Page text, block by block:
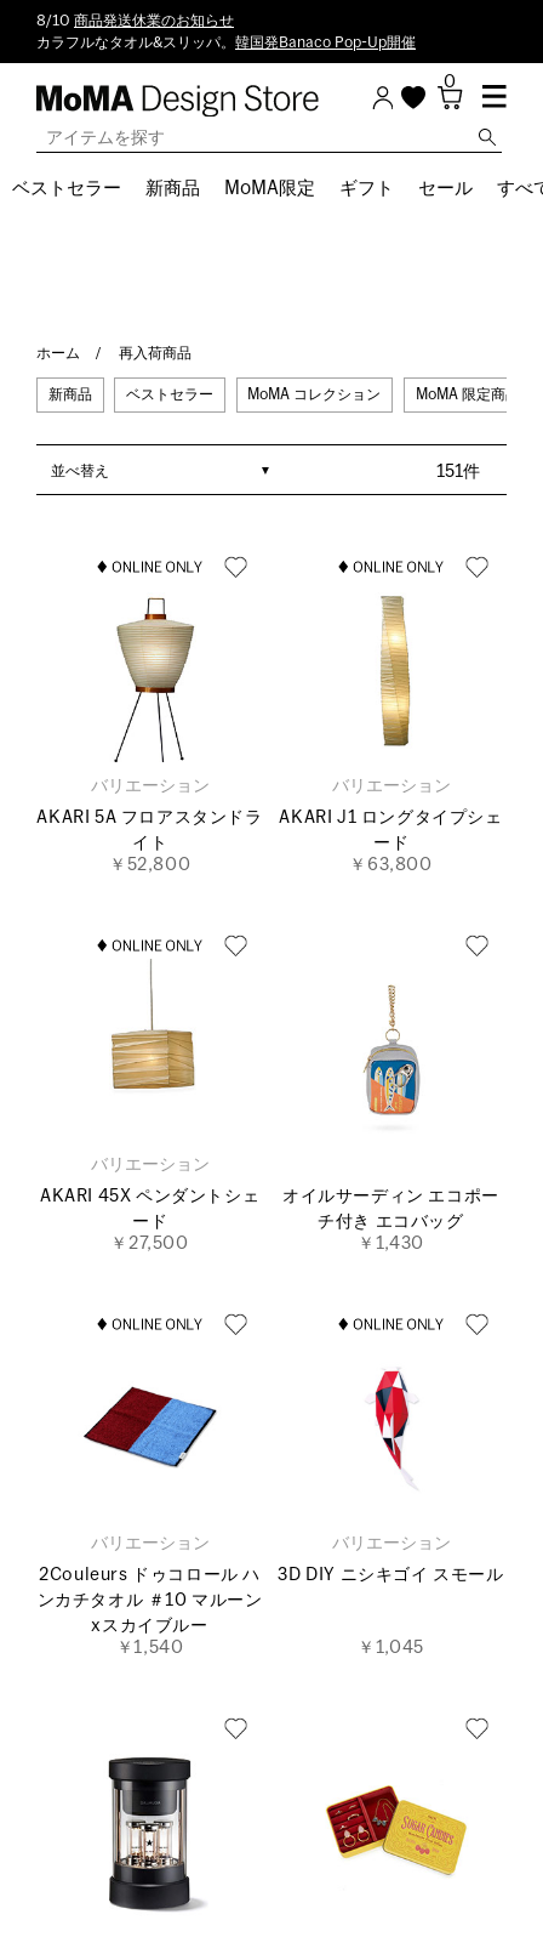
8/10 商品発送休業のお知らせ
カラフルなタオル&スリッパ。 韓国発Banaco Pop-Up開催
0
ベストセラー 新商品 MoMA限定 ギフト セール すべ
ホーム 再入荷商品
新商品 ベストセラー MoMA コレクション MoMA 限定商品
151件
並べ替え
バリエーション
AKARI 5A フロアスタンドラ
イト
￥52,800
バリエーション
AKARI J1 ロングタイプシェ
ード
￥63,800
バリエーション
AKARI 45X ペンダントシェ
ード
￥27,500
オイルサーディン エコポー
チ付き エコバッグ
￥1,430
バリエーション
2Couleurs ドゥコロール ハ
ンカチタオル ＃10 マルーン
xスカイブルー
￥1,540
バリエーション
3D DIY ニシキゴイ スモール
￥1,045